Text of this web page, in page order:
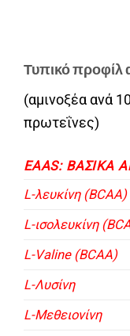
Τυπικό προφίλ
(αμινοξέα ανά
πρωτεΐνες)
EAAS: ΒΑΣΙΚΆ
L-λευκίνη (BCAA)
L-ισολευκίνη
L-Valine (BCAA)
L-Λυσίνη
L-Μεθειονίνη